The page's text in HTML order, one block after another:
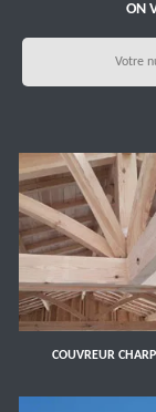
ON
COUVREUR